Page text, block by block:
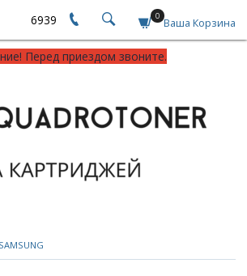
6939 0 Ваша Корзина
Перед приездом звоните.
SAMSUNG